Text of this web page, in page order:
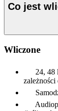
Co jest
Wliczone
24, 48